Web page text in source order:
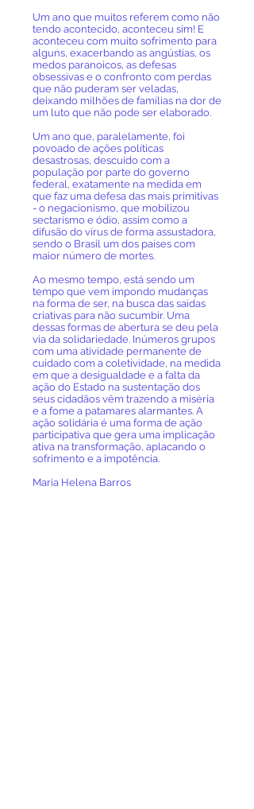
Um ano que muitos referem como não
tendo acontecido, aconteceu sim! E
aconteceu com muito sofrimento para
alguns, exacerbando as angústias, os
medos paranoicos, as defesas
obsessivas e o confronto com perdas
que não puderam ser veladas,
deixando milhões de famílias na dor de
um luto que não pode ser elaborado.
Um ano que, paralelamente, foi
povoado de ações políticas
desastrosas, descuido com a
população por parte do governo
federal, exatamente na medida em
que faz uma defesa das mais primitivas
- o negacionismo, que mobilizou
sectarismo e ódio, assim como a
difusão do vírus de forma assustadora,
sendo o Brasil um dos países com
maior número de mortes.
Ao mesmo tempo, está sendo um
tempo que vem impondo mudanças
na forma de ser, na busca das saídas
criativas para não sucumbir. Uma
dessas formas de abertura se deu pela
via da solidariedade. Inúmeros grupos
com uma atividade permanente de
cuidado com a coletividade, na medida
em que a desigualdade e a falta da
ação do Estado na sustentação dos
seus cidadãos vêm trazendo a miséria
e a fome a patamares alarmantes. A
ação solidária é uma forma de ação
participativa que gera uma implicação
ativa na transformação, aplacando o
sofrimento e a impotência.
Maria Helena Barros